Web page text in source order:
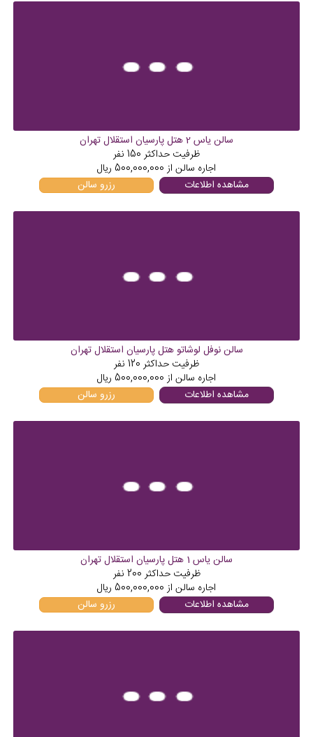
سالن یاس 2 هتل پارسیان استقلال تهران
ظرفیت حداکثر 150 نفر
اجاره سالن از500,000,000 ریال
مشاهده اطلاعات
رزرو سالن
سالن نوفل لوشاتو هتل پارسیان استقلال تهران
ظرفیت حداکثر 120 نفر
اجاره سالن از500,000,000 ریال
مشاهده اطلاعات
رزرو سالن
سالن یاس 1 هتل پارسیان استقلال تهران
ظرفیت حداکثر 200 نفر
اجاره سالن از500,000,000 ریال
مشاهده اطلاعات
رزرو سالن